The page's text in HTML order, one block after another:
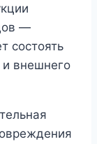
—
состоять
внешнего